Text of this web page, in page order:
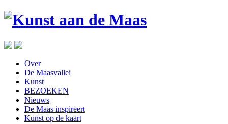
Over
De Maasvallei
Kunst
BEZOEKEN
Nieuws
De Maas inspireert
Kunst op de kaart